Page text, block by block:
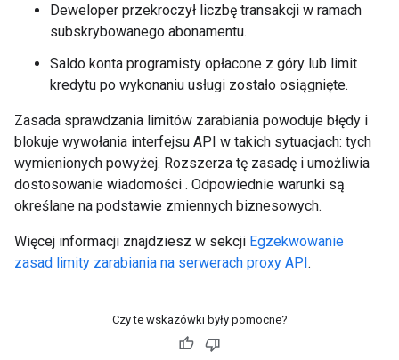
Deweloper przekroczył liczbę transakcji w ramach
subskrybowanego abonamentu.
Saldo konta programisty opłacone z góry lub limit
kredytu po wykonaniu usługi zostało osiągnięte.
Zasada sprawdzania limitów zarabiania powoduje błędy i
blokuje wywołania interfejsu API w takich sytuacjach: tych
wymienionych powyżej. Rozszerza tę zasadę i umożliwia
dostosowanie wiadomości . Odpowiednie warunki są
określane na podstawie zmiennych biznesowych.
Więcej informacji znajdziesz w sekcji Egzekwowanie
zasad limity zarabiania na serwerach proxy API.
Czy te wskazówki były pomocne?